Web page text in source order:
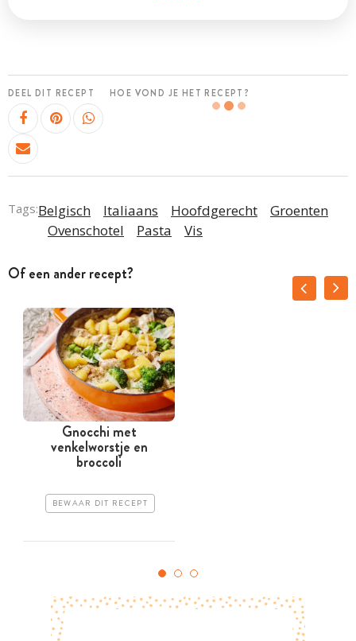
DEEL DIT RECEPT HOE VOND JE HET RECEPT?
Tags:Belgisch Italiaans Hoofdgerecht
Groenten
Ovenschotel
Pasta Vis
Of een ander recept?
Gnocchi met
venkelworstje en
broccoli
BEWAAR DIT RECEPT